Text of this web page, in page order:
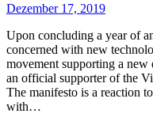
Dezember 17, 2019
Upon concluding a year of
concerned with new
movement supporting a new
an official supporter of the
The manifesto is a reaction
with…